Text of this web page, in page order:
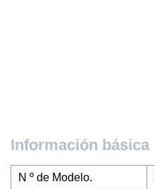
Información básica
N º de Modelo.